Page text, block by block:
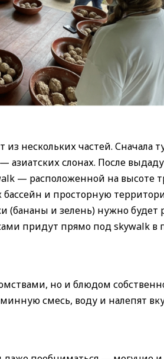
из нескольких частей. Сначала
азиатских слонах. После
— расположенной на высоте
и просторную
(бананы и зелень) нужно будет
придут прямо под skywalk
но и блюдом
смесь, воду и налепят